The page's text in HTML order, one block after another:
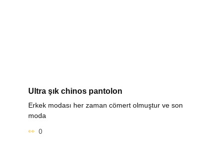
Ultra şık chinos pantolon
Erkek modası her zaman cömert olmuştur ve son
moda
0